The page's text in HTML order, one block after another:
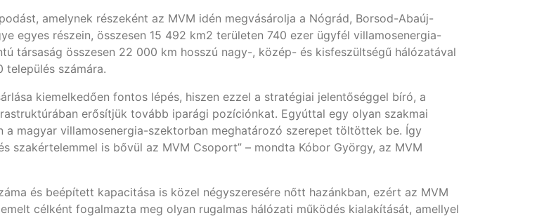
amelynek részeként az MVM idén megvásárolja a Nógrád, Borsod-Abaúj-
egyes részein, összesen 15 492 km2 területen 740 ezer ügyfél villamosenergia-
társaság összesen 22 000 km hosszú nagy-, közép- és kisfeszültségű hálózatával
számára.
kiemelkedően fontos lépés, hiszen ezzel a stratégiai jelentőséggel bíró, a
erősítjük tovább iparági pozíciónkat. Egyúttal egy olyan szakmai
magyar villamosenergia-szektorban meghatározó szerepet töltöttek be. Így
szakértelemmel is bővül az MVM Csoport” – mondta Kóbor György, az MVM
és beépített kapacitása is közel négyszeresére nőtt hazánkban, ezért az MVM
célként fogalmazta meg olyan rugalmas hálózati működés kialakítását, amellyel